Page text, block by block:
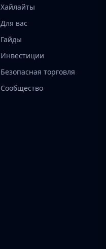
Хайлайты
Для вас
Гайды
Инвестиции
Безопасная торговля
Сообщество